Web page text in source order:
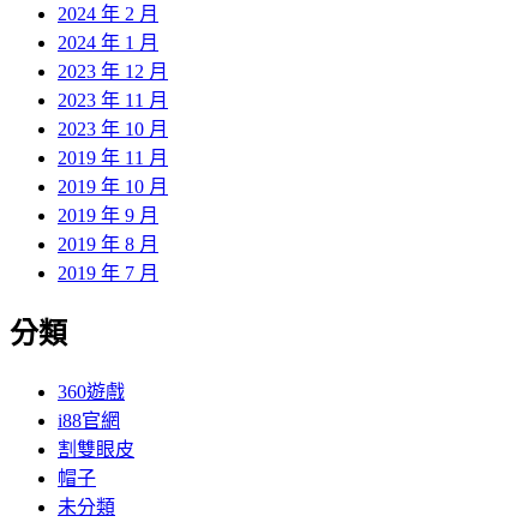
2024 年 2 月
2024 年 1 月
2023 年 12 月
2023 年 11 月
2023 年 10 月
2019 年 11 月
2019 年 10 月
2019 年 9 月
2019 年 8 月
2019 年 7 月
分類
360遊戲
i88官網
割雙眼皮
帽子
未分類